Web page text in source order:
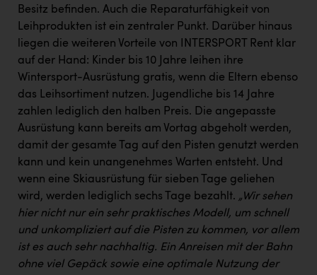
Besitz befinden. Auch die Reparaturfähigkeit von
Leihprodukten ist ein zentraler Punkt. Darüber hinaus
liegen die weiteren Vorteile von INTERSPORT Rent klar
auf der Hand: Kinder bis 10 Jahre leihen ihre
Wintersport-Ausrüstung gratis, wenn die Eltern ebenso
das Leihsortiment nutzen. Jugendliche bis 14 Jahre
zahlen lediglich den halben Preis. Die angepasste
Ausrüstung kann bereits am Vortag abgeholt werden,
damit der gesamte Tag auf den Pisten genutzt werden
kann und kein unangenehmes Warten entsteht. Und
wenn eine Skiausrüstung für sieben Tage geliehen
wird, werden lediglich sechs Tage bezahlt. „Wir sehen
hier nicht nur ein sehr praktisches Modell, um schnell
und unkompliziert auf die Pisten zu kommen, vor allem
ist es auch sehr nachhaltig. Ein Anreisen mit der Bahn
ohne viel Gepäck sowie eine optimale Nutzung der